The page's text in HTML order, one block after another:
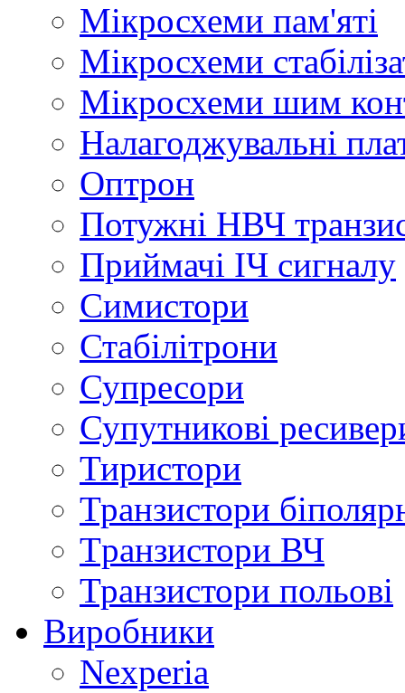
Мікросхеми пам'яті
Мікросхеми
Мікросхеми шим
Налагоджувальні
Оптрон
Потужні НВЧ
Приймачі ІЧ сигналу
Симистори
Стабілітрони
Супресори
Супутникові
Тиристори
Транзистори
Tранзистори ВЧ
Транзистори польові
Виробники
Nexperia